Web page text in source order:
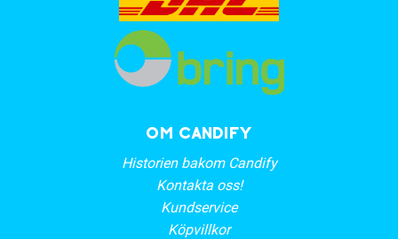
OM CANDIFY
Historien bakom Candify
Kontakta oss!
Kundservice
Köpvillkor